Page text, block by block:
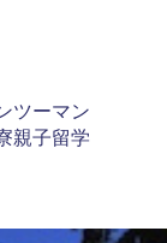
ツーマン
親子留学